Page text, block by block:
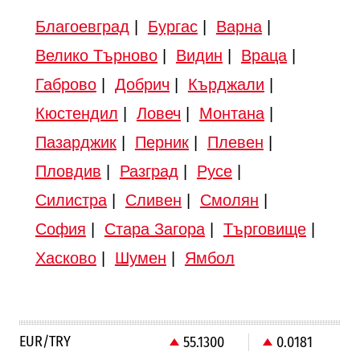
Благоевград Бургас| Варна|
Велико Търново| Видин Враца|
Габрово| Добрич Кърджали
Кюстендил
Ловеч Монтана|
Пазарджик| Перник| Плевен
Пловдив
Разград Русе|
Силистра| Сливен Смолян
София
Стара Загора| Търговище|
Хасково| Шумен Ямбол
EUR/TRY 55.1300
0.0181